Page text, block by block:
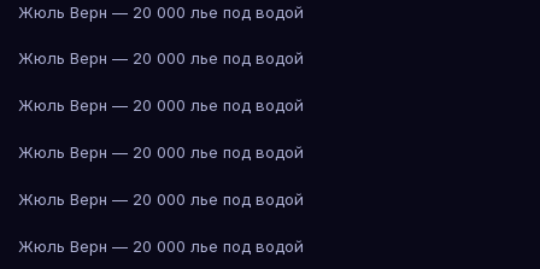
Жюль Верн — 20 000 лье под водой
Жюль Верн — 20 000 лье под водой
Жюль Верн — 20 000 лье под водой
Жюль Верн — 20 000 лье под водой
Жюль Верн — 20 000 лье под водой
Жюль Верн — 20 000 лье под водой